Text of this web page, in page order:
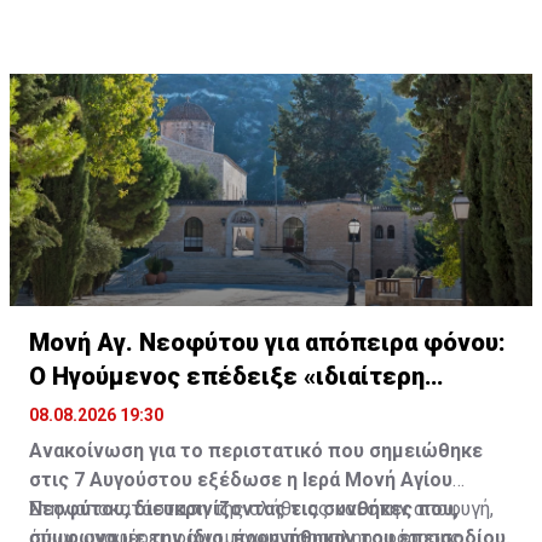
Μονή Αγ. Νεοφύτου για απόπειρα φόνου:
Ο Ηγούμενος επέδειξε «ιδιαίτερη
υπομονή»
08.08.2026 19:30
Ανακοίνωση για το περιστατικό που σημειώθηκε
στις 7 Αυγούστου εξέδωσε η Ιερά Μονή Αγίου
Νεοφύτου, διευκρινίζοντας τις συνθήκες που,
Στην αποκατάσταση της αλήθειας και στην αποφυγή,